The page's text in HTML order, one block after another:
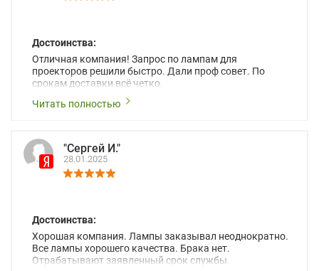
Достоинства:
Отличная компания! Запрос по лампам для
проекторов решили быстро. Дали проф совет. По
срокам доставки всё четко.
Читать полностью
"Сергей И."
28.01.2025
Достоинства:
Хорошая компания. Лампы заказывал неоднократно.
Все лампы хорошего качества. Брака нет.
Отрабатывают заявленный срок службы.